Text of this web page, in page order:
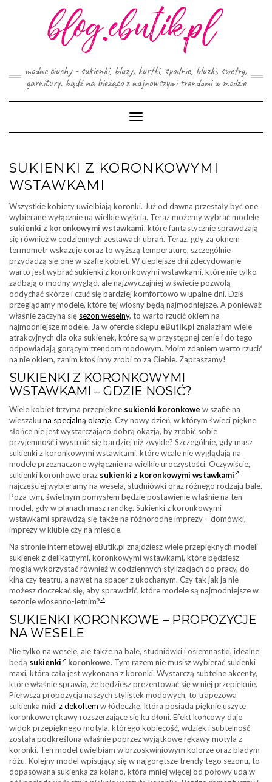
modne ciuchy - sukienki, bluzy, kurtki, spodnie, bluzki, swetry,
garnitury. bądź na bieżąco z najnowszymi trendami w modzie
Toggle
Navigation
SUKIENKI Z KORONKOWYMI
WSTAWKAMI
Wszystkie kobiety uwielbiają koronki. Już od dawna przestały być one
wybierane wyłącznie na wielkie wyjścia. Teraz możemy wybrać modele
sukienki z koronkowymi wstawkami, które fantastycznie sprawdzają
się również w codziennych zestawach ubrań. Teraz, gdy za oknem
termometr wskazuje coraz to wyższą temperaturę, szczególnie
przydadzą się one w szafie kobiet. W cieplejsze dni zdecydowanie
warto jest wybrać sukienki z koronkowymi wstawkami, które nie tylko
zadbają o modny wygląd, ale najzwyczajniej w świecie pozwolą
oddychać skórze i czuć się bardziej komfortowo w upalne dni. Dziś
przeglądamy modele, które tej wiosny będą najmodniejsze. A ponieważ
właśnie zaczyna się sezon weselny, to warto rzucić okiem na
najmodniejsze modele. Ja w ofercie sklepu eButik.pl znalazłam wiele
atrakcyjnych dla oka sukienek, które są w przystępnej cenie i do tego
odpowiadają gorącym trendom modowym. Moim zdaniem warto rzucić
na nie okiem, zanim ktoś inny zrobi to za Ciebie. Zapraszamy!
SUKIENKI Z KORONKOWYMI
WSTAWKAMI – GDZIE NOSIĆ?
Wiele kobiet trzyma przepiękne sukienki koronkowe w szafie na
wieszaku na specjalną okazję. Czy nowy dzień, w którym świeci piękne
słońce nie jest wystarczająco dobrą okazją, by zrobić sobie
przyjemność i wystroić się bardziej niż zwykle? Szczególnie, gdy masz
sukienki z koronkowymi wstawkami, które wcale nie wyglądają na
modele przeznaczone wyłącznie na wielkie uroczystości. Oczywiście,
sukienki koronkowe oraz sukienki z koronkowymi wstawkami
najczęściej wybieramy na wesela, studniówki oraz różnego rodzaju bale.
Poza tym, świetnym pomysłem będzie postawienie właśnie na ten
model, gdy w planach masz randkę. Sukienki z koronkowymi
wstawkami sprawdzą się także na różnorodne imprezy – domówki,
imprezy w klubie czy na mieście.
Na stronie internetowej eButik.pl znajdziesz wiele przepięknych modeli
sukienek z delikatnymi, koronkowymi wstawkami, które będziesz
mogła wykorzystać również w codziennych stylizacjach do pracy, do
kina czy teatru, a nawet na spacer z ukochanym. Czy tak jak ja nie
możesz doczekać się, aby sprawdzić, które modele są najmodniejsze w
sezonie wiosenno-letnim?
SUKIENKI KORONKOWE – PROPOZYCJE
NA WESELE
Nie tylko na wesele, ale także na bale, studniówki i osiemnastki, idealne
będą sukienki koronkowe. Tym razem nie musisz wybierać sukienki
maxi, która cała jest wykonana z koronki. Wystarczą subtelne akcenty,
które właśnie sprawią, że będziesz prezentować się w niej przepięknie.
Pierwsza propozycja naszych stylistek modowych, to trapezowa
sukienka midiz dekoltem w łódeczkę, która posiada pięknie uszyte
koronkowe rękawy rozszerzające się ku dłoni. Efekt końcowy daje
widok przepięknego motyla, którego kobiecość, wdzięk i subtelność
została podkreślona właśnie poprzez wyjątkowe rękawy motyla z
koronki. Ten model uwielbiam w brzoskwiniowym kolorze oraz bladym
różu. Kolejny model wpisujący się w najgorętsze trendy tego sezonu, to
dopasowana sukienka za kolano, która mniej więcej od połowy uda w